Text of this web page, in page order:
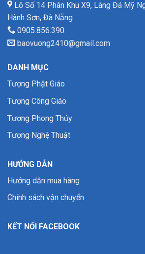
Lô Số 14 Phân Khu X9, Làng Đá Mỹ
Hành Sơn, Đà Nẵng
0905.856.390
baovuong2410@gmail.com
DANH MỤC
Tượng Phật Giáo
Tượng Công Giáo
Tượng Phong Thủy
Tượng Nghệ Thuật
HƯỚNG DẪN
Hướng dẫn mua hàng
Chính sách vận chuyển
KẾT NỐI FACEBOOK